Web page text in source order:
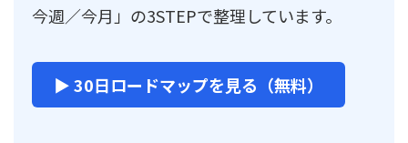
今週／今月」の3STEPで整理しています。
▶ 30日ロードマップを見る（無料）